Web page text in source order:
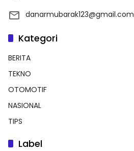
danarmubarak123@gmail.com
Kategori
BERITA
TEKNO
OTOMOTIF
NASIONAL
TIPS
Label